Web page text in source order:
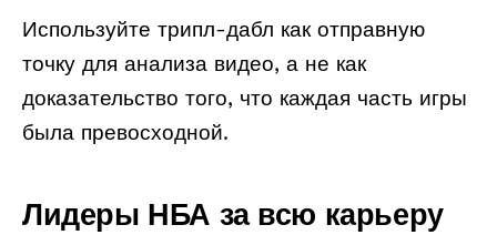
Используйте трипл-дабл как отправную
точку для анализа видео, а не как
доказательство того, что каждая часть игры
была превосходной.
Лидеры НБА за всю карьеру